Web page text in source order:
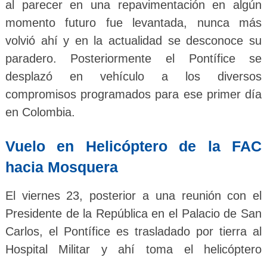
al parecer en una repavimentación en algún
momento futuro fue levantada, nunca más
volvió ahí y en la actualidad se desconoce su
paradero. Posteriormente el Pontífice se
desplazó en vehículo a los diversos
compromisos programados para ese primer día
en Colombia.
Vuelo en Helicóptero de la FAC
hacia Mosquera
El viernes 23, posterior a una reunión con el
Presidente de la República en el Palacio de San
Carlos, el Pontífice es trasladado por tierra al
Hospital Militar y ahí toma el helicóptero